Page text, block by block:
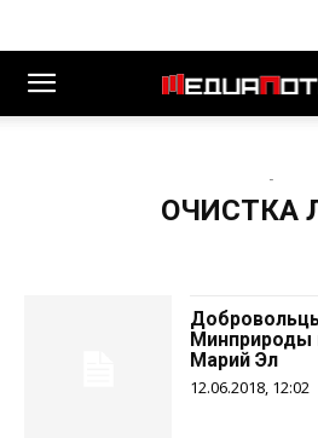
-
ОЧИСТКА
Минприроды
Марий Эл
12.06.2018, 12:02